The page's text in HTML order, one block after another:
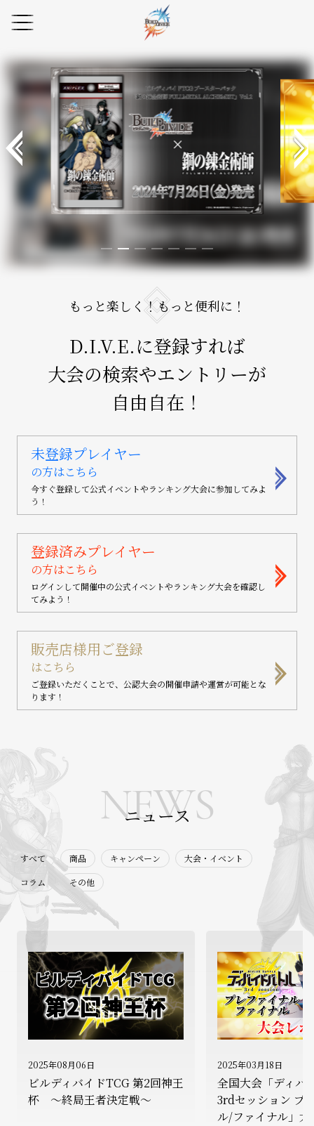
もっと楽しく！もっと便利に！
D.I.V.E.に登録すれば
大会の検索やエントリーが
自由自在！
未登録プレイヤー
の方はこちら
今すぐ登録して公式イベントやランキング大会に参加してみよ
う！
登録済みプレイヤー
の方はこちら
ログインして開催中の公式イベントやランキング大会を確認し
てみよう！
販売店様用ご登録
はこちら
ご登録いただくことで、公認大会の開催申請や運営が可能とな
ります！
NEWS
ニュース
すべて 商品 キャンペーン
大会・イベント
コラム
その他
2025年08月06日
ビルディバイドTCG 第2回神王
杯 ～終局王者決定戦～
2025年03月18日
全国大会「ディバ
3rdセッション プ
ル/ファイナル」